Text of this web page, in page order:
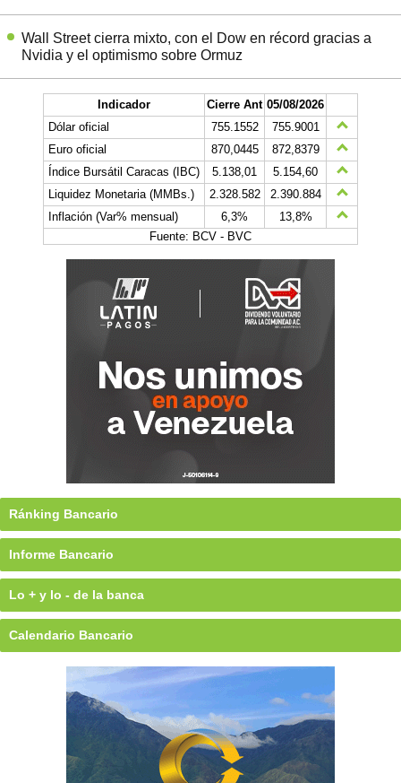
Wall Street cierra mixto, con el Dow en récord gracias a
Nvidia y el optimismo sobre Ormuz
Indicador Cierre Ant 05/08/2026
Dólar oficial
755.1552
755.9001
Euro oficial
870,0445
872,8379
Índice Bursátil Caracas (IBC)
5.138,01
5.154,60
Liquidez Monetaria (MMBs.)
2.328.582
2.390.884
Inflación (Var% mensual)
6,3%
13,8%
Fuente: BCV - BVC
Ránking Bancario
Informe Bancario
Lo + y lo - de la banca
Calendario Bancario